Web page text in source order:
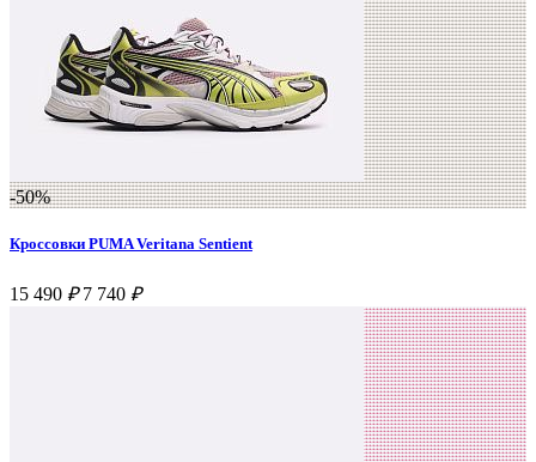
-50%
Кроссовки PUMA Veritana Sentient
15 490 ₽ 7 740 ₽